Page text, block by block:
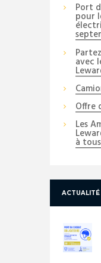
Port
pour
avec
Offre
Les
à
ACTUALITÉ